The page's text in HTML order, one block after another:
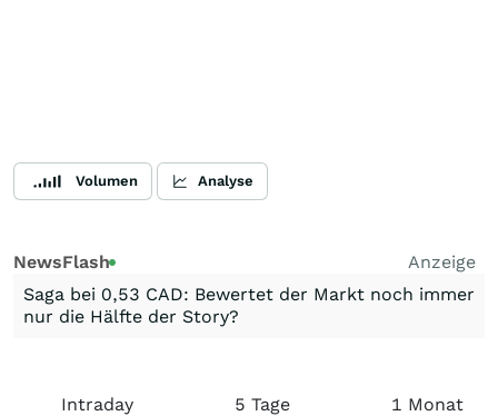
Volumen Analyse
NewsFlash
Anzeige
Saga bei 0,53 CAD: Bewertet der Markt noch immer
nur die Hälfte der Story?
Intraday 5 Tage 1 Monat